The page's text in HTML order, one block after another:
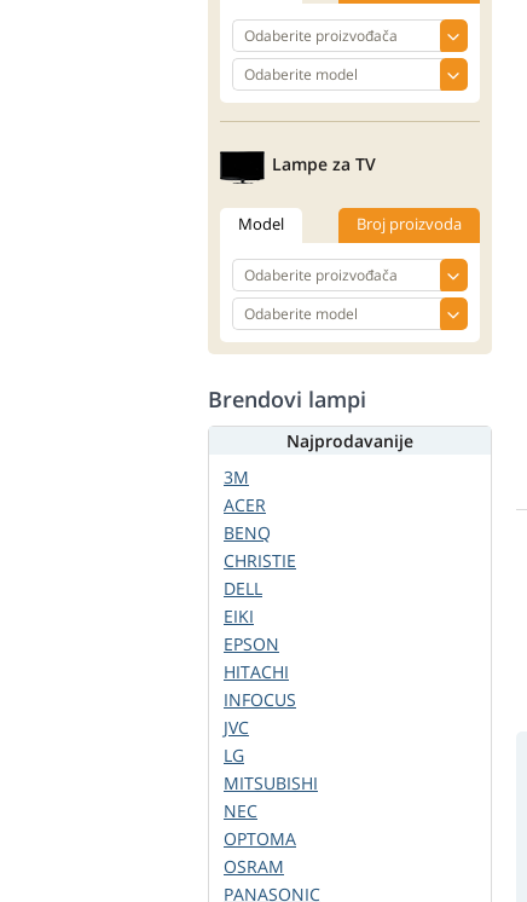
Lampe za TV
Model Broj proizvoda
Brendovi lampi
Najprodavanije
3M
ACER
BENQ
CHRISTIE
DELL
EIKI
EPSON
HITACHI
INFOCUS
JVC
LG
MITSUBISHI
NEC
OPTOMA
OSRAM
PANASONIC